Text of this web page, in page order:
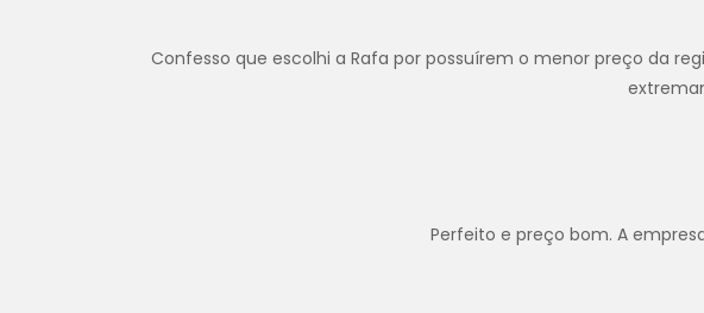
Confesso que escolhi a Rafa por possuírem o menor preço da
Perfeito e preço bom. A